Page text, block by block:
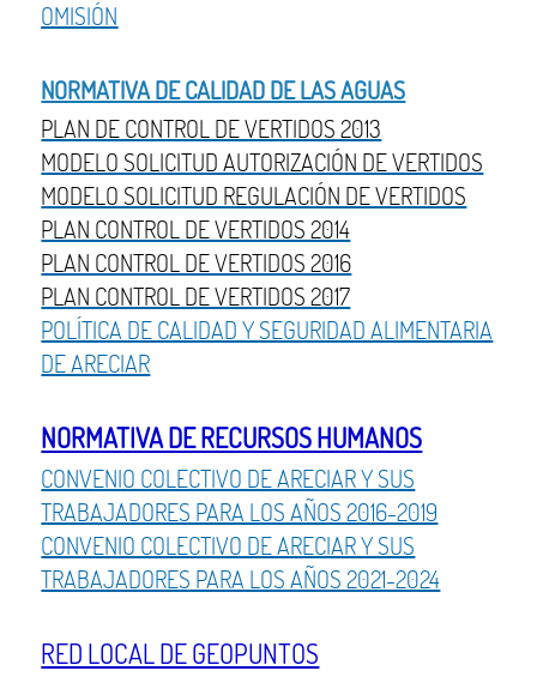
OMISIÓN
NORMATIVA DE CALIDAD DE LAS AGUAS
PLAN DE CONTROL DE VERTIDOS 2013
MODELO SOLICITUD AUTORIZACIÓN DE VERTIDOS
MODELO SOLICITUD REGULACIÓN DE VERTIDOS
PLAN CONTROL DE VERTIDOS 2014
PLAN CONTROL DE VERTIDOS 2016
PLAN CONTROL DE VERTIDOS 2017
POLÍTICA DE CALIDAD Y SEGURIDAD ALIMENTARIA
DE ARECIAR
NORMATIVA DE RECURSOS HUMANOS
CONVENIO COLECTIVO DE ARECIAR Y SUS
TRABAJADORES PARA LOS AÑOS 2016-2019
CONVENIO COLECTIVO DE ARECIAR Y SUS
TRABAJADORES PARA LOS AÑOS 2021-2024
RED LOCAL DE GEOPUNTOS